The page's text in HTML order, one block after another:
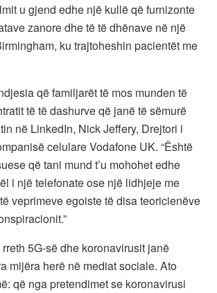
u gjend edhe një kullë që furnizonte
zanore dhe të të dhënave në një
ku trajtoheshin pacientët me
që familjarët të mos munden të
të të dashurve që janë të sëmurë
në LinkedIn, Nick Jeffery, Drejtori i
celulare Vodafone UK. “Është
që tani mund t’u mohohet edhe
i një telefonate ose një lidhjeje me
veprimeve egoiste të disa teoricienëve
5G-së dhe koronavirusit janë
mijëra herë në mediat sociale. Ato
që nga pretendimet se koronavirusi